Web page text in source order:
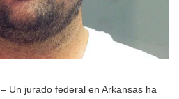
– Un jurado federal en Arkansas ha